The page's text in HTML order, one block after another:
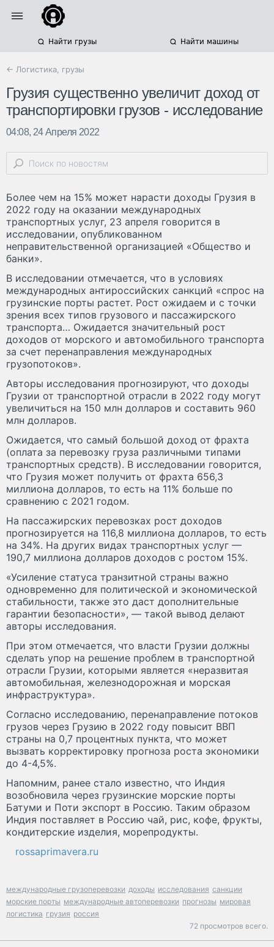
Найти грузы Найти машины
← Логистика, грузы
Грузия существенно увеличит доход от
транспортировки грузов - исследование
04:08, 24 Апреля 2022
Более чем на 15% может нарасти доходы Грузия в
2022 году на оказании международных
транспортных услуг, 23 апреля говорится в
исследовании, опубликованном
неправительственной организацией «Общество и
банки».
В исследовании отмечается, что в условиях
международных антироссийских санкций «спрос на
грузинские порты растет. Рост ожидаем и с точки
зрения всех типов грузового и пассажирского
транспорта… Ожидается значительный рост
доходов от морского и автомобильного транспорта
за счет перенаправления международных
грузопотоков».
Авторы исследования прогнозируют, что доходы
Грузии от транспортной отрасли в 2022 году могут
увеличиться на 150 млн долларов и составить 960
млн долларов.
Ожидается, что самый большой доход от фрахта
(оплата за перевозку груза различными типами
транспортных средств). В исследовании говорится,
что Грузия может получить от фрахта 656,3
миллиона долларов, то есть на 11% больше по
сравнению с 2021 годом.
На пассажирских перевозках рост доходов
прогнозируется на 116,8 миллиона долларов, то есть
на 34%. На других видах транспортных услуг —
190,7 миллиона долларов доходов с ростом 15%.
«Усиление статуса транзитной страны важно
одновременно для политической и экономической
стабильности, также это даст дополнительные
гарантии безопасности», — такой вывод делают
авторы исследования.
При этом отмечается, что власти Грузии должны
сделать упор на решение проблем в транспортной
отрасли Грузии, которыми является «неразвитая
автомобильная, железнодорожная и морская
инфраструктура».
Согласно исследованию, перенаправление потоков
грузов через Грузию в 2022 году повысит ВВП
страны на 0,7 процентных пункта, что может
вызвать корректировку прогноза роста экономики
до 4-4,5%.
Напомним, ранее стало известно, что Индия
возобновила через грузинские морские порты
Батуми и Поти экспорт в Россию. Таким образом
Индия поставляет в Россию чай, рис, кофе, фрукты,
кондитерские изделия, морепродукты.
rossaprimavera.ru
международные грузоперевозки доходы исследования санкции
морские порты международные автоперевозки прогнозы мировая
логистика грузия россия
72 просмотров всего.